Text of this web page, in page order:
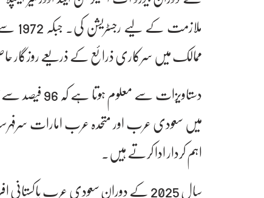
ممالک میں سرکاری ذرائع کے ذریعے روزگار
دستاویزات
میں سعودی عرب اور متحدہ عرب امارات
اہم کردار ادا کرتے ہیں۔